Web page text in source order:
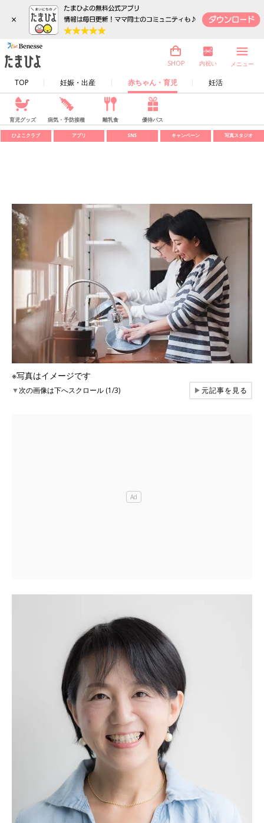
×
TOP 妊娠・出産 赤ちゃん・育児 妊活
SHOP 内祝い メニュー
育児グッズ 病気・予防接種 離乳食 優待パス
ひよこクラブ アプリ SNS キャンペーン 写真スタジオ
※写真はイメージです
▼次の画像は下へスクロール (1/3) ▶元記事を見る